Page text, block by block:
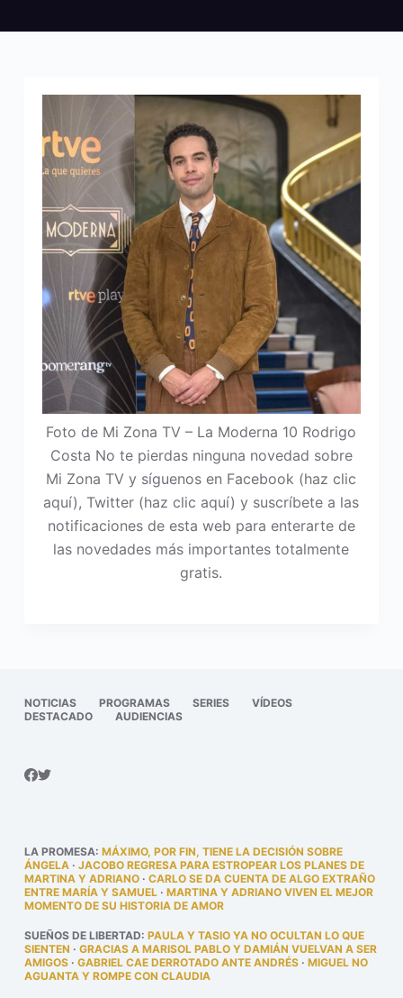
Foto de Mi Zona TV – La Moderna 10 Rodrigo
Costa No te pierdas ninguna novedad sobre
Mi Zona TV y síguenos en Facebook (haz clic
aquí), Twitter (haz clic aquí) y suscríbete a las
notificaciones de esta web para enterarte de
las novedades más importantes totalmente
gratis.
NOTICIAS PROGRAMAS SERIES
VÍDEOS
DESTACADO
AUDIENCIAS
LA PROMESA: MÁXIMO, POR FIN, TIENE LA DECISIÓN SOBRE
ÁNGELA· JACOBO REGRESA PARA ESTROPEAR LOS PLANES DE
MARTINA Y ADRIANO· CARLO SE DA CUENTA DE ALGO EXTRAÑO
ENTRE MARÍA Y SAMUEL· MARTINA Y ADRIANO VIVEN EL MEJOR
MOMENTO DE SU HISTORIA DE AMOR
SUEÑOS DE LIBERTAD: PAULA Y TASIO YA NO OCULTAN LO QUE
SIENTEN · GRACIAS A MARISOL PABLO Y DAMIÁN VUELVAN A SER
AMIGOS· GABRIEL CAE DERROTADO ANTE ANDRÉS· MIGUEL NO
AGUANTA Y ROMPE CON CLAUDIA